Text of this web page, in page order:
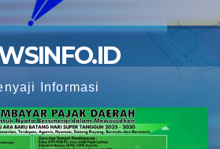
Informasi